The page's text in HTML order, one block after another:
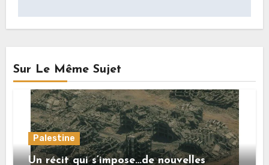
Sur Le Même Sujet
Palestine
Un récit qui s’impose…de nouvelles